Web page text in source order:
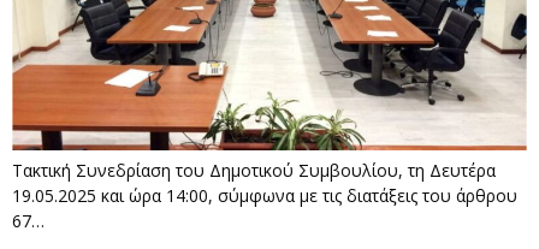
Τακτική Συνεδρίαση του Δημοτικού Συμβουλίου, τη Δευτέρα
19.05.2025 και ώρα 14:00, σύμφωνα με τις διατάξεις του άρθρου
67…